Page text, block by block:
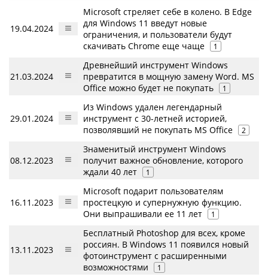
19.04.2024
Microsoft стреляет себе в колено. В Edge
для Windows 11 введут новые
ограничения, и пользователи будут
скачивать Chrome еще чаще
1
21.03.2024
Древнейший инструмент Windows
превратится в мощную замену Word. MS
Office можно будет не покупать
1
29.01.2024
Из Windows удален легендарный
инструмент с 30-летней историей,
позволявший не покупать MS Office
2
08.12.2023
Знаменитый инструмент Windows
получит важное обновление, которого
ждали 40 лет
1
16.11.2023
Microsoft подарит пользователям
простецкую и супернужную функцию.
Они выпрашивали ее 11 лет
1
13.11.2023
Бесплатный Photoshop для всех, кроме
россиян. В Windows 11 появился новый
фотоинструмент с расширенными
возможностями
1